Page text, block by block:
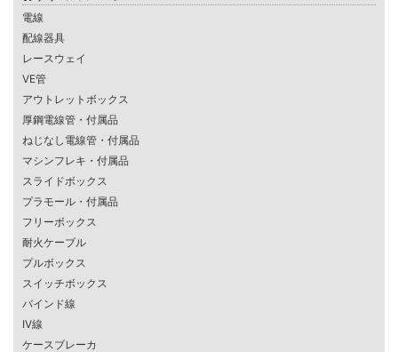
電線
配線器具
レースウェイ
VE管
アウトレットボックス
厚鋼電線管・付属品
ねじなし電線管・付属品
マシンフレキ・付属品
スライドボックス
プラモール・付属品
フリーボックス
耐火ケーブル
プルボックス
スイッチボックス
バインド線
IV線
ケースブレーカ